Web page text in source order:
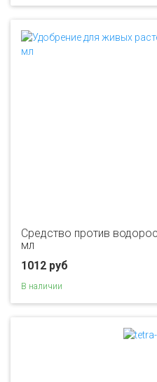
Средство против
мл
1012 руб
В наличии